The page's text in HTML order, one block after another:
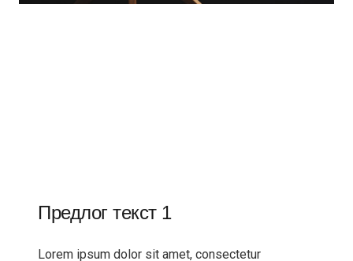
Предлог текст 1
Lorem ipsum dolor sit amet, consectetur